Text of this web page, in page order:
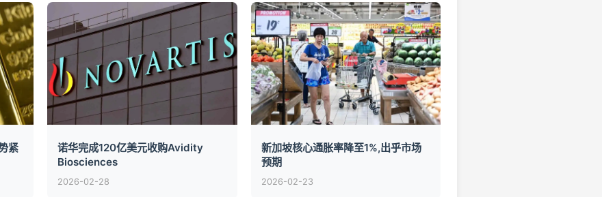
紧
诺华完成120亿美元收购Avidity
Biosciences
2026-02-28
新加坡核心通胀率降至1%,出乎市场
预期
2026-02-23